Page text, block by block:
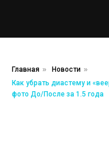
Главная » Новости »
Как убрать диастему и
фото До/После за 1.5 года